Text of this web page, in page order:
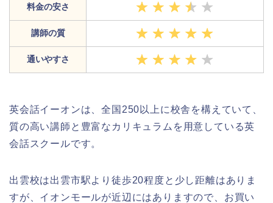
料金の安さ
講師の質
通いやすさ
英会話イーオンは、全国250以上に校舎を構えていて、
質の高い講師と豊富なカリキュラムを用意している英
会話スクールです。
出雲校は出雲市駅より徒歩20程度と少し距離はありま
すが、イオンモールが近辺にはありますので、お買い